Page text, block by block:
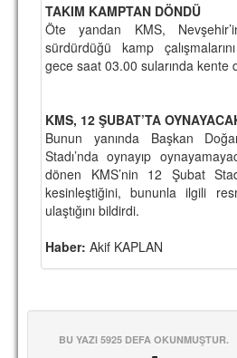
TAKIM KAMPTAN DÖNDÜ
Öte yandan KMS,
sürdürdüğü kamp
gece saat 03.00 sularında kente
KMS, 12 ŞUBAT’TA
Bunun yanında Başkan
Stadı’nda oynayıp
dönen KMS’nin 12 Şubat
kesinleştiğini, bununla ilgili
ulaştığını bildirdi.
Haber: Akif KAPLAN
BU YAZI 5925 DEFA OKUNMUŞTUR.